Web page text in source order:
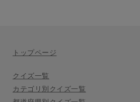
トップページ
クイズ一覧
カテゴリ別クイズ一覧